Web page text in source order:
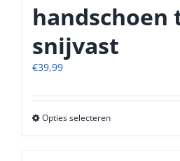
handschoen
snijvast
€39,99
Opties selecterenDit